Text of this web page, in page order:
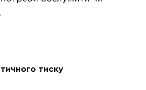
тиску